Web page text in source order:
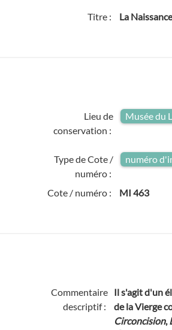
Titre : La
Lieu de
conservation :
Musée du
Type de Cote /
numéro :
numéro
Cote / numéro : MI 463
Commentaire
descriptif :
Il s'agit d'un
de la Vierge
Circoncision,